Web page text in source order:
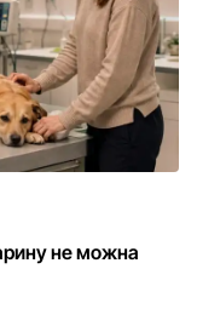
не можна